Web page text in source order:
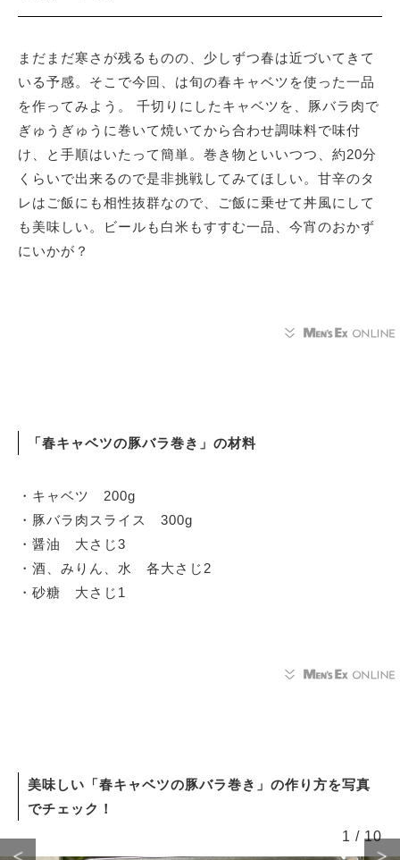
まだまだ寒さが残るものの、少しずつ春は近づいてきて
いる予感。そこで今回、は旬の春キャベツを使った一品
を作ってみよう。 千切りにしたキャベツを、豚バラ肉で
ぎゅうぎゅうに巻いて焼いてから合わせ調味料で味付
け、と手順はいたって簡単。巻き物といいつつ、約20分
くらいで出来るので是非挑戦してみてほしい。甘辛のタ
レはご飯にも相性抜群なので、ご飯に乗せて丼風にして
も美味しい。ビールも白米もすすむ一品、今宵のおかず
にいかが？
「春キャベツの豚バラ巻き」の材料
・キャベツ 200g
・豚バラ肉スライス 300g
・醤油 大さじ3
・酒、みりん、水 各大さじ2
・砂糖 大さじ1
美味しい「春キャベツの豚バラ巻き」の作り方を写真
でチェック！
1 / 10